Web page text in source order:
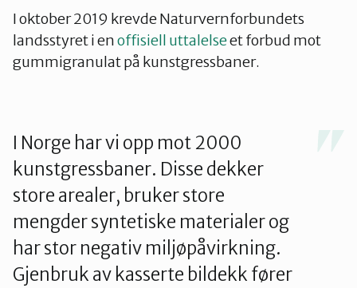
I oktober 2019 krevde Naturvernforbundets
landsstyret i enoffisiell uttalelseet forbud mot
gummigranulat på kunstgressbaner.
I Norge har vi opp mot 2000
kunstgressbaner. Disse dekker
store arealer, bruker store
mengder syntetiske materialer og
har stor negativ miljøpåvirkning.
Gjenbruk av kasserte bildekk fører